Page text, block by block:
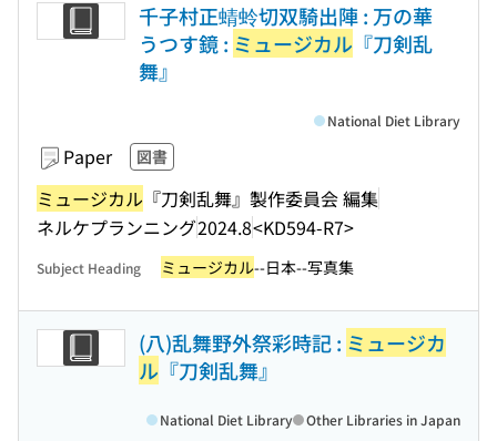
千子村正蜻蛉切双騎出陣 : 万の華
うつす鏡 : ミュージカル 『刀剣乱
舞』
Paper 図書
ミュージカル 『刀剣乱舞』製作委員会 編集
ネルケプランニング2024.8<KD594-R7>
National Diet Library
Subject Heading ミュージカル--日本--写真集
(八)乱舞野外祭彩時記 : ミュージカ
ル 『刀剣乱舞』
National Diet Library Other Libraries in Japan